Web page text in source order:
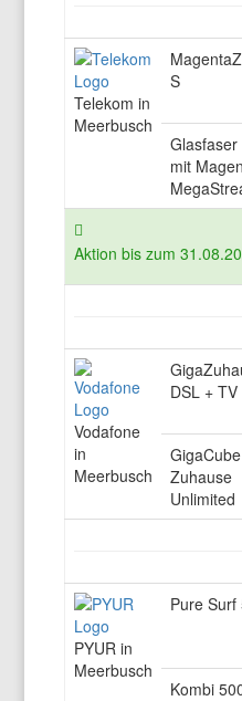
Telekom in
Meerbusch
S
Glasfaser
mit
Aktion bis zum
Vodafone
in
Meerbusch
DSL + TV
Zuhause
Unlimited
PYUR in
Meerbusch
Pure Surf
Kombi